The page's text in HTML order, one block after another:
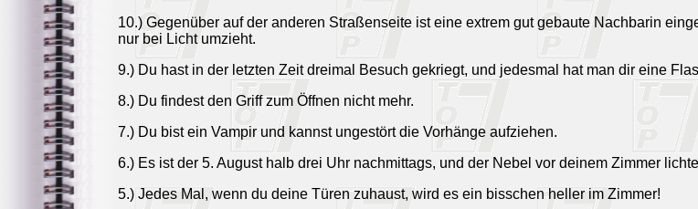
10.) Gegenüber auf der anderen Straßenseite ist eine extrem gut gebaute Nachbarin
nur bei Licht umzieht.
9.) Du hast in der letzten Zeit dreimal Besuch gekriegt, und jedesmal hat man dir eine
8.) Du findest den Griff zum Öffnen nicht mehr.
7.) Du bist ein Vampir und kannst ungestört die Vorhänge aufziehen.
6.) Es ist der 5. August halb drei Uhr nachmittags, und der Nebel vor deinem Zimmer
5.) Jedes Mal, wenn du deine Türen zuhaust, wird es ein bisschen heller im Zimmer!